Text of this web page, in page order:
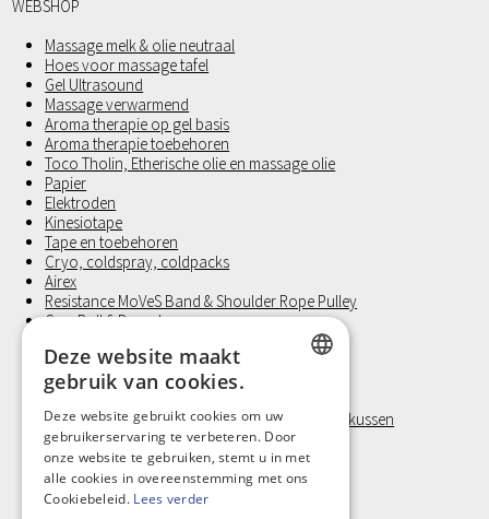
WEBSHOP
Massage melk & olie neutraal
Hoes voor massage tafel
Gel Ultrasound
Massage verwarmend
Aroma therapie op gel basis
Aroma therapie toebehoren
Toco Tholin, Etherische olie en massage olie
Papier
Elektroden
Kinesiotape
Tape en toebehoren
Cryo, coldspray, coldpacks
Airex
Resistance MoVeS Band & Shoulder Rope Pulley
Gym Ball § Dynadome
Medicine Ball
Revalidatie
FixatieBand met velcro
Visco Positioneringstukken, Orthopedisch nekkussen
Laufwunder
Handschoen, Latex vrij
Klein materiaal en Hygiëne
FRENCH
Deze website maakt
gebruik van cookies.
Deze website gebruikt cookies om uw
gebruikerservaring te verbeteren. Door
onze website te gebruiken, stemt u in met
alle cookies in overeenstemming met ons
Cookiebeleid. Lees verder